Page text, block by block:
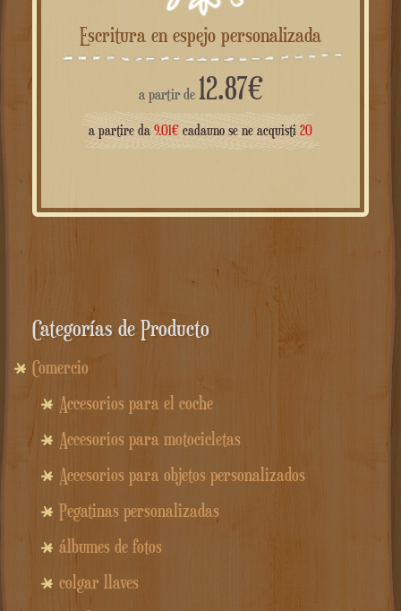
Escritura en espejo personalizada
a partir de 12.87€
a partire da 9.01€ cadauno se ne acquisti 20
Categorías de Producto
Comercio
Accesorios para el coche
Accesorios para motocicletas
Accesorios para objetos personalizados
Pegatinas personalizadas
álbumes de fotos
colgar llaves